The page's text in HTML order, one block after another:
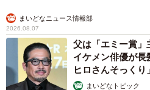
まいどなニュース情報部
2026.08.07
父は「エミー賞
イケメン俳優が
ヒロさんそっくり
まいどなトピック